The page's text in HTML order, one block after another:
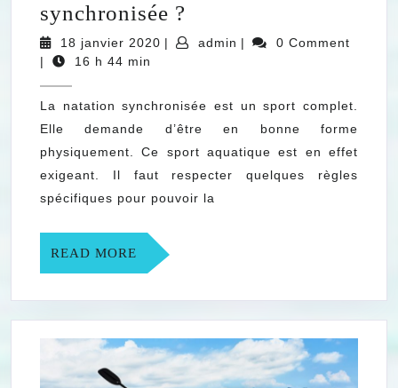
synchronisée ?
faut-
pendant
la
compétition
en
18 janvier 2020 18
| admin admin
|
0 Comment
|
16 h 44 min
La natation synchronisée est un sport complet.
Elle demande d’être en bonne forme
physiquement. Ce sport aquatique est en effet
exigeant. Il faut respecter quelques règles
spécifiques pour pouvoir la
READ MORE READ
MORE